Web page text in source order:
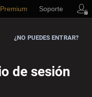
Soporte
¿NO PUEDES ENTRAR?
de sesión